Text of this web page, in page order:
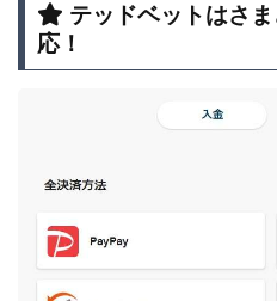
テッドベットはさ
応！